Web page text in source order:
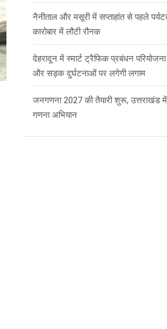
नैनीताल और मसूरी में सप्ताहांत से पहले
कारोबार में लौटी रौनक
देहरादून में स्मार्ट ट्रैफिक प्रबंधन
और सड़क दुर्घटनाओं पर लगेगी लगाम
जनगणना 2027 की तैयारी शुरू, उत्तराखंड
गणना अभियान